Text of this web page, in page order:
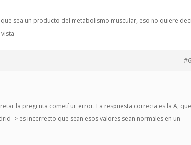
sea un producto del metabolismo muscular, eso no quiere
la pregunta cometí un error. La respuesta correcta es la A, que
-> es incorrecto que sean esos valores sean normales en un